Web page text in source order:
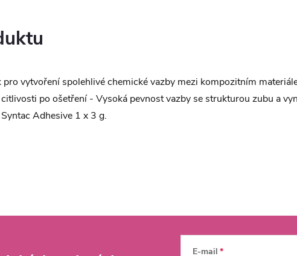
pro vytvoření spolehlivé chemické vazby mezi kompozitním
po ošetření - Vysoká pevnost vazby se strukturou zubu a
Adhesive 1 x 3 g.
E-mail